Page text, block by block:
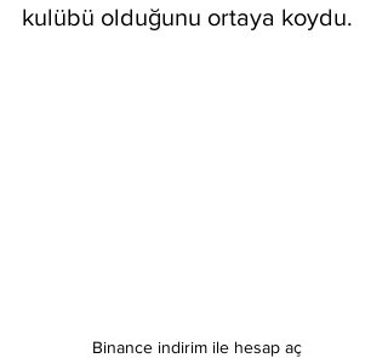
kulübü olduğunu ortaya koydu.
Binance indirim ile hesap aç